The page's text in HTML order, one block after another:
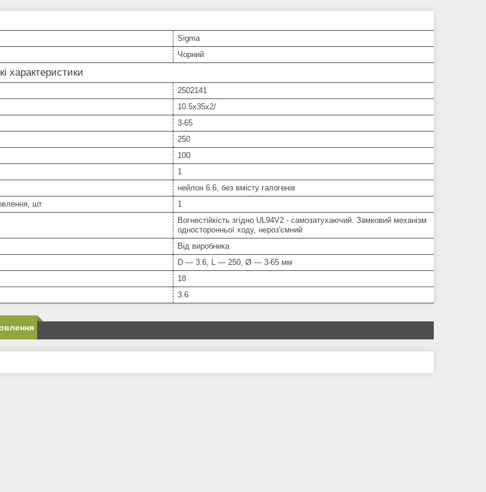
Sigma
Чорний
характеристики
2502141
10.5x35x2/
3-65
250
100
1
нейлон 6.6, без вмісту галогенів
шт
1
Вогнестійкість згідно UL94V2 - самозатухаючий. Замковий механізм
односторонньої ходу, нероз'ємний
Від виробника
D — 3.6, L — 250, Ø — 3-65 мм
18
3.6